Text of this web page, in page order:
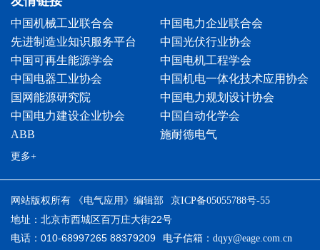
中国机械工业联合会
中国电力企业联合会
先进制造业知识服务平台
中国光伏行业协会
中国可再生能源学会
中国电机工程学会
中国电器工业协会
中国机电一体化技术应用协会
国网能源研究院
中国电力规划设计协会
中国电力建设企业协会
中国自动化学会
ABB
施耐德电气
更多+
网站版权所有 《电气应用》编辑部 京ICP备05055788号-55
地址：北京市西城区百万庄大街22号
电话：010-68997265 88379209
电子信箱： dqyy@eage.com.cn